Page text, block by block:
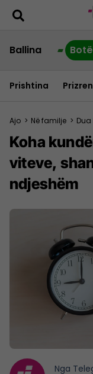
Ballina
Prishtina
Ajo > Në familje >
Koha
viteve,
ndjeshëm
Nga